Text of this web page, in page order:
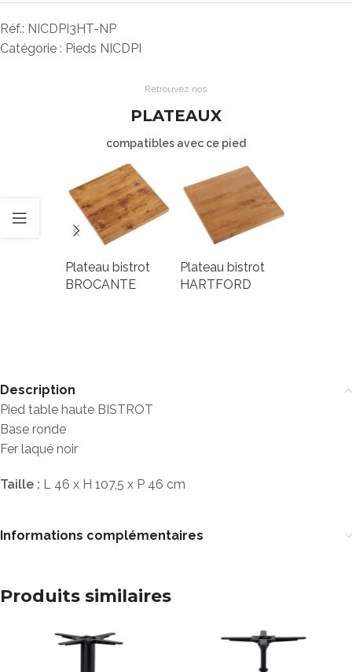
Réf.: NICDPI3HT-NP
Catégorie : Pieds NICDPI
Retrouvez nos
PLATEAUX
compatibles avec ce pied
Plateau bistrot
BROCANTE
Plateau bistrot
HARTFORD
Description
Pied table haute BISTROT
Base ronde
Fer laqué noir
Taille : L 46 x H 107,5 x P 46 cm
Informations complémentaires
Produits similaires